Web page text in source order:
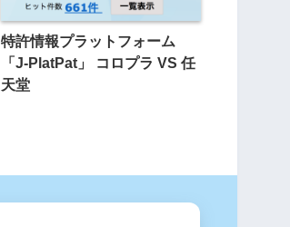
特許情報プラットフォーム
「J-PlatPat」 コロプラ VS 任
天堂